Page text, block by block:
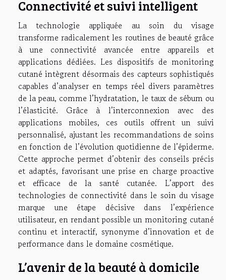
Connectivité et suivi intelligent
La technologie appliquée au soin du visage
transforme radicalement les routines de beauté grâce
à une connectivité avancée entre appareils et
applications dédiées. Les dispositifs de monitoring
cutané intègrent désormais des capteurs sophistiqués
capables d’analyser en temps réel divers paramètres
de la peau, comme l’hydratation, le taux de sébum ou
l’élasticité. Grâce à l’interconnexion avec des
applications mobiles, ces outils offrent un suivi
personnalisé, ajustant les recommandations de soins
en fonction de l’évolution quotidienne de l’épiderme.
Cette approche permet d’obtenir des conseils précis
et adaptés, favorisant une prise en charge proactive
et efficace de la santé cutanée. L’apport des
technologies de connectivité dans le soin du visage
marque une étape décisive dans l’expérience
utilisateur, en rendant possible un monitoring cutané
continu et interactif, synonyme d’innovation et de
performance dans le domaine cosmétique.
L’avenir de la beauté à domicile